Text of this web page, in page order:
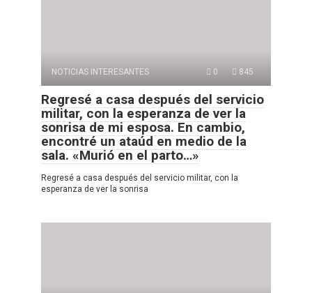
NOTICIAS INTERESANTES 0 845
Regresé a casa después del servicio
militar, con la esperanza de ver la
sonrisa de mi esposa. En cambio,
encontré un ataúd en medio de la
sala. «Murió en el parto…»
Regresé a casa después del servicio militar, con la
esperanza de ver la sonrisa